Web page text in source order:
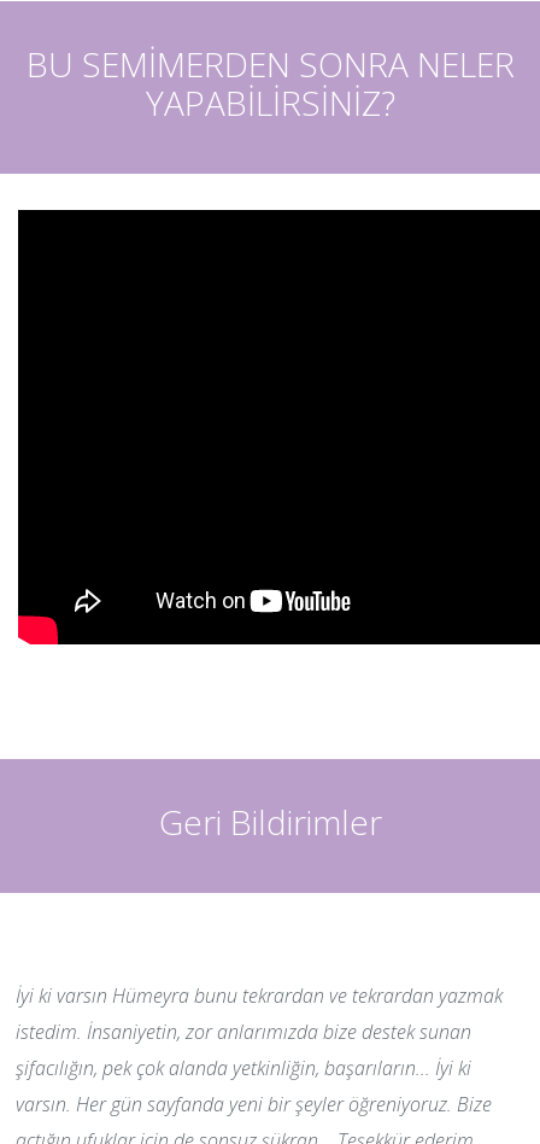
BU SEMİMERDEN SONRA NELER
YAPABİLİRSİNİZ?
Geri Bildirimler
İyi ki varsın Hümeyra bunu tekrardan ve tekrardan yazmak
istedim. İnsaniyetin, zor anlarımızda bize destek sunan
şifacılığın, pek çok alanda yetkinliğin, başarıların... İyi ki
varsın. Her gün sayfanda yeni bir şeyler öğreniyoruz. Bize